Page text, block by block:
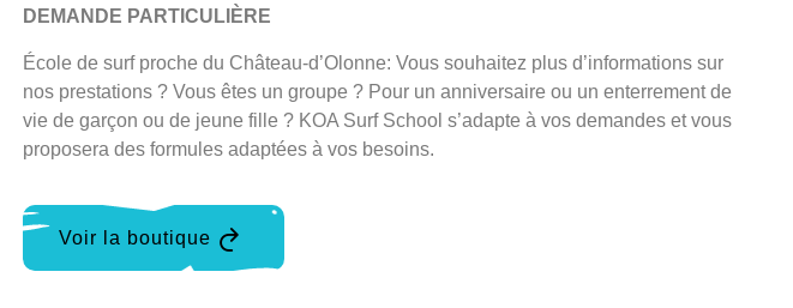
DEMANDE PARTICULIÈRE
École de surf proche du Château-d’Olonne: Vous souhaitez plus d’informations sur
nos prestations ? Vous êtes un groupe ? Pour un anniversaire ou un enterrement de
vie de garçon ou de jeune fille ? KOA Surf School s’adapte à vos demandes et vous
proposera des formules adaptées à vos besoins.
Voir la boutique